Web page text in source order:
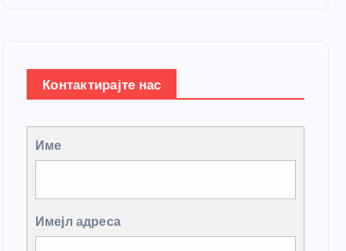
Контактирајте нас
Име
Имејл адреса